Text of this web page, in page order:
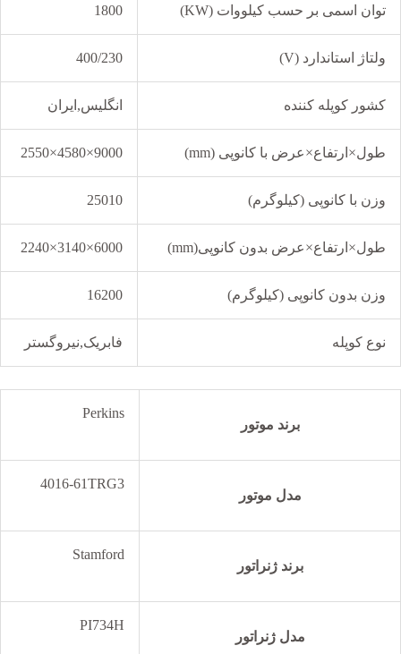
توان اسمی بر حسب کیلووات (KW) 1800
ولتاژ استاندارد (V) 400/230
کشور کوپله کننده انگلیس,ایران
طول×ارتفاع×عرض با کانوپی (mm) 9000×4580×2550
وزن با کانوپی (کیلوگرم) 25010
طول×ارتفاع×عرض بدون کانوپی(mm) 6000×3140×2240
وزن بدون کانوپی (کیلوگرم) 16200
نوع کوپله فابریک,نیروگستر
برند موتور
Perkins
مدل موتور
4016-61TRG3
برند ژنراتور
Stamford
مدل ژنراتور
PI734H